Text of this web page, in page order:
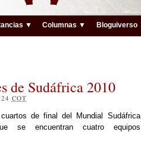
▼ Columnas ▼ Bloguiverso
de Sudáfrica 2010
COT
de final del Mundial Sudáfrica
se encuentran cuatro equipos